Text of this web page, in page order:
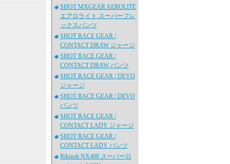
SHOT MXGEAR AEROLITE
エアロライト スーパーフレ
ックスパンツ
SHOT RACE GEAR /
CONTACT DRAW ジャージ
SHOT RACE GEAR /
CONTACT DRAW パンツ
SHOT RACE GEAR / DEVO
ジャージ
SHOT RACE GEAR / DEVO
パンツ
SHOT RACE GEAR /
CONTACT LADY ジャージ
SHOT RACE GEAR /
CONTACT LADY パンツ
Rikizoh NX400 スーパーロ